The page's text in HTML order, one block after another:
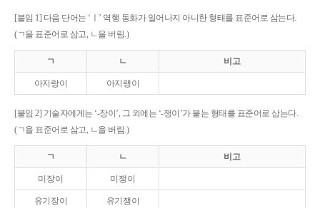
[붙임 1] 다음 단어는 ‘ㅣ’ 역행 동화가 일어나지 아니한 형태를 표준어로 삼는다.
(ㄱ을 표준어로 삼고, ㄴ을 버림.)
ㄱ ㄴ 비고
아지랑이 아지랭이
[붙임 2] 기술자에게는 ‘-장이’, 그 외에는 ‘-쟁이’가 붙는 형태를 표준어로 삼는다.
(ㄱ을 표준어로 삼고, ㄴ을 버림.)
ㄱ ㄴ 비고
미장이 미쟁이
유기장이 유기쟁이